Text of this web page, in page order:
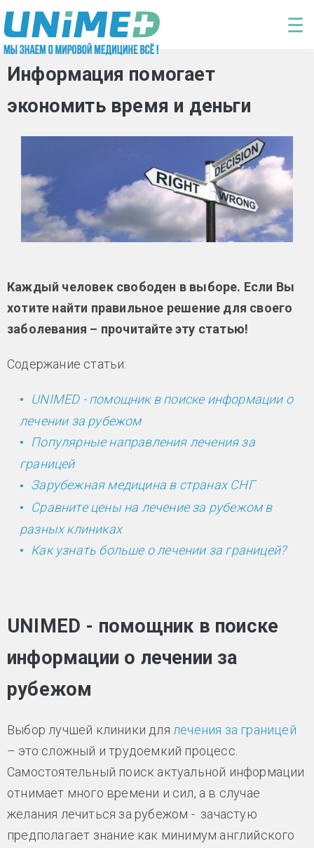
Перейти к основному содержанию
☰
Информация помогает
экономить время и деньги
Каждый человек свободен в выборе. Если Вы
хотите найти правильное решение для своего
заболевания – прочитайте эту статью!
Содержание статьи:
UNIMED - помощник в поиске информации о
лечении за рубежом
Популярные направления лечения за
границей
Зарубежная медицина в странах СНГ
Сравните цены на лечение за рубежом в
разных клиниках
Как узнать больше о лечении за границей?
UNIMED - помощник в поиске
информации о лечении за
рубежом
Выбор лучшей клиники для лечения за границей
– это сложный и трудоемкий процесс.
Самостоятельный поиск актуальной информации
отнимает много времени и сил, а в случае
желания лечиться за рубежом - зачастую
предполагает знание как минимум английского